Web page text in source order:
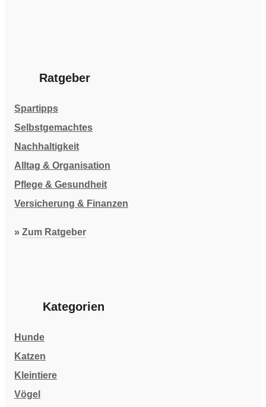
Ratgeber
Spartipps
Selbstgemachtes
Nachhaltigkeit
Alltag & Organisation
Pflege & Gesundheit
Versicherung & Finanzen
» Zum Ratgeber
Kategorien
Hunde
Katzen
Kleintiere
Vögel